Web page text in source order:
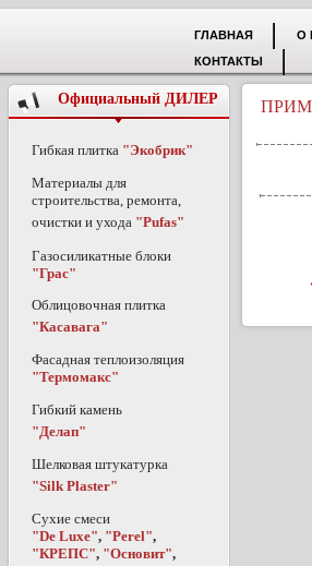
ГЛАВНАЯ О
КОНТАКТЫ
Официальный ДИЛЕР
Гибкая плитка "Экобрик"
Материалы для
строительства, ремонта,
очистки и ухода "Pufas"
Газосиликатные блоки
"Грас"
Облицовочная плитка
"Касавага"
Фасадная теплоизоляция
"Термомакс"
Гибкий камень
"Делап"
Шелковая штукатурка
"Silk Plaster"
Сухие смеси
"De Luxe", "Perel",
"КРЕПС", "Основит",